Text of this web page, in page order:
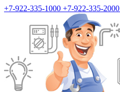
+7-922-335-1000 +7-922-335-2000